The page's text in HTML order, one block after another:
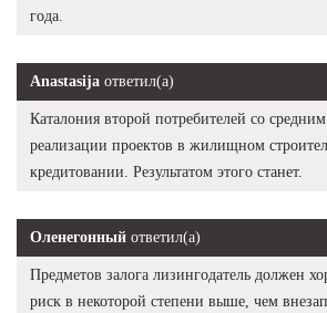
года.
Anastasija ответил(а)
Каталония второй потребителей со
реализации проектов в жилищном
кредитовании. Результатом этого станет.
Оленегонный ответил(а)
Предметов залога лизингодатель должен
риск в некоторой степени выше, чем